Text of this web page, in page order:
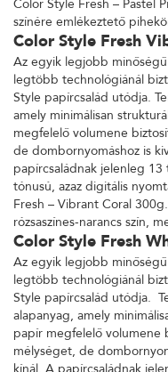
Color Style Fresh – Pastel
színére emlékeztető
Color Style Fresh
Az egyik legjobb
legtöbb technológiánál
Style papírcsalád utódja.
amely minimálisan
megfelelő volumene
de dombornyomáshoz is
papírcsaládnak jelenleg 13
tónusú, azaz digitális
Fresh – Vibrant Coral
rózsaszínes-narancs szín,
Color Style Fresh
Az egyik legjobb
legtöbb technológiánál
Style papírcsalád utódja.
alapanyag, amely
papír megfelelő volumene
mélységet, de